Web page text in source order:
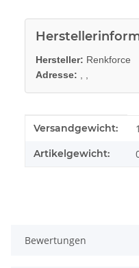
Hersteller: Renkforce
Adresse:
Produkteigenschaft
Wert
Versandgewicht:
Artikelgewicht:
Bewertungen